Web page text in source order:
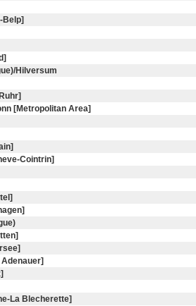
Belp]
Hilversum
[Metropolitan Area]
Cointrin]
La Blecherette]